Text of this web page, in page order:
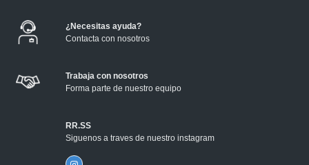
¿Necesitas ayuda?
Contacta con nosotros
Trabaja con nosotros
Forma parte de nuestro equipo
RR.SS
Siguenos a traves de nuestro instagram